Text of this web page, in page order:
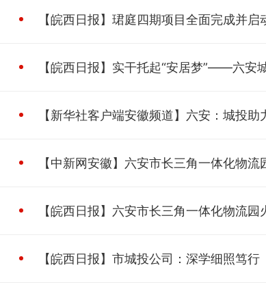
【皖西日报】珺庭四期项目全面完成并启
【皖西日报】实干托起“安居梦”——六安
【新华社客户端安徽频道】六安：城投助
【中新网安徽】六安市长三角一体化物流
【皖西日报】六安市长三角一体化物
【皖西日报】市城投公司：深学细照笃